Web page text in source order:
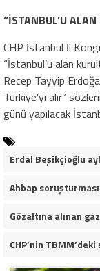
“İSTANBUL’U
CHP İstanbul İl
“İstanbul’u alan
Recep Tayyip
Türkiye’yi alır”
günü yapılacak
Erdal Beşikçioğlu
CHP’nin